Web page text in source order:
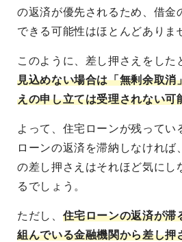
の返済が優先されるため、借金
できる可能性はほとんどありま
このように、差し押さえをした
見込めない場合は「無剰余取消
えの申し立ては受理されない可
よって、住宅ローンが残ってい
ローンの返済を滞納しなければ
の差し押さえはそれほど気にし
るでしょう。
ただし、 住宅ローンの返済が滞
組んでいる金融機関から差し押